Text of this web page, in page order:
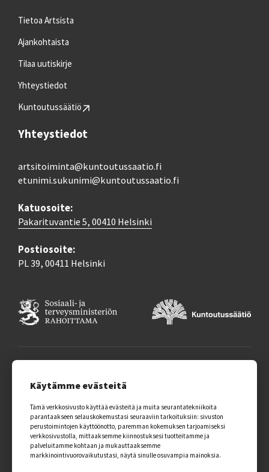
Käytämme evästeitä
Tämä verkkosivusto käyttää evästeitä ja muita seurantatekniikoita
parantaakseen selauskokemustasi seuraaviin tarkoituksiin: sivuston
perustoimintojen käyttöönotto, paremman kokemuksen tarjoamiseksi
verkkosivustolla, mittaaksemme kiinnostuksesi tuotteitamme ja
palveluitamme kohtaan ja mukauttaaksemme
markkinointivuorovaikutustasi, näytä sinulle osuvampia mainoksia.
Tietoa Artsista
Ajankohtaista
Tilaa uutiskirje
Yhteystiedot
Kuntoutussäätiö
Yhteystiedot
artsitoiminta@kuntoutussaatio.fi
etunimi.sukunimi@kuntoutussaatio.fi
Katuosoite:
Pakarituvantie 5, 00410 Helsinki
Postiosoite:
PL 39, 00411 Helsinki
© 2026 Artsi-Opas.
Kaikki oikeudet pidätetään.
Saavutettavuusseloste